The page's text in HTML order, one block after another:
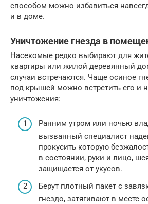
способом можно избавиться
и в доме.
Уничтожение гнезда в
Насекомые редко выбирают для
квартиры или жилой деревянный
случаи встречаются. Чаще осиное
под крышей можно встретить его и
уничтожения:
Ранним утром или ночью
вызванный специалист
прокусить которую
в состоянии, руки и лицо,
защищается от укусов.
Берут плотный пакет с
гнездо, затягивают в месте